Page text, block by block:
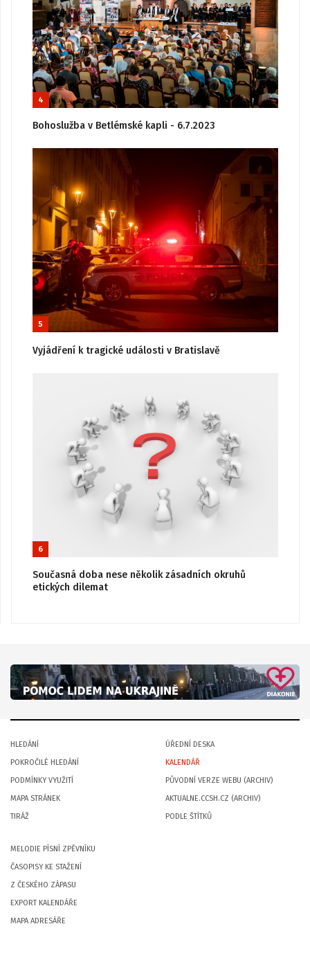
4
Bohoslužba v Betlémské kapli - 6.7.2023
5
Vyjádření k tragické události v Bratislavě
6
Současná doba nese několik zásadních okruhů
etických dilemat
HLEDÁNÍ
POKROČILÉ HLEDÁNÍ
PODMÍNKY VYUŽITÍ
MAPA STRÁNEK
TIRÁŽ
ÚŘEDNÍ DESKA
KALENDÁŘ
PŮVODNÍ VERZE WEBU (ARCHIV)
AKTUALNE.CCSH.CZ (ARCHIV)
PODLE ŠTÍTKŮ
MELODIE PÍSNÍ ZPĚVNÍKU
ČASOPISY KE STAŽENÍ
Z ČESKÉHO ZÁPASU
EXPORT KALENDÁŘE
MAPA ADRESÁŘE